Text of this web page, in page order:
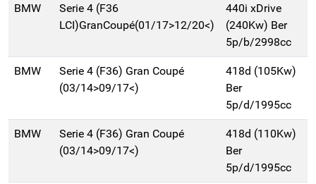
BMW
Serie 4 (F36
LCI)GranCoupé(01/17>12/20<)
440i xDrive
(240Kw) Ber
5p/b/2998cc
BMW
Serie 4 (F36) Gran Coupé
(03/14>09/17<)
418d (105Kw)
Ber
5p/d/1995cc
BMW
Serie 4 (F36) Gran Coupé
(03/14>09/17<)
418d (110Kw)
Ber
5p/d/1995cc